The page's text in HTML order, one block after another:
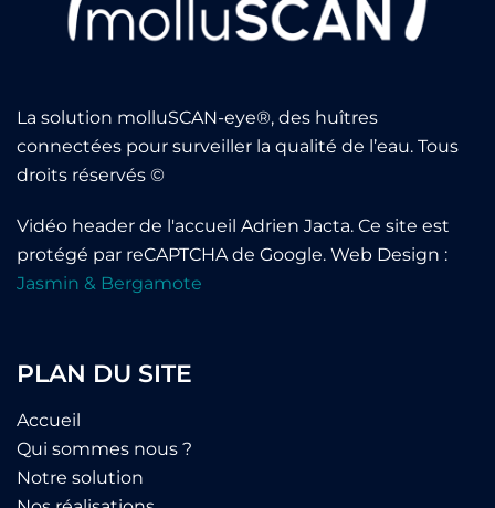
La solution molluSCAN-eye®, des huîtres
connectées pour surveiller la qualité de l’eau. Tous
droits réservés ©
Vidéo header de l'accueil Adrien Jacta. Ce site est
protégé par reCAPTCHA de Google. Web Design :
Jasmin & Bergamote
PLAN DU SITE
Accueil
Qui sommes nous ?
Notre solution